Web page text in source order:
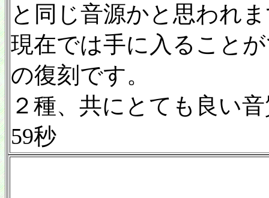
と同じ音源かと思われ
現在では手に入ること
の復刻です。
２種、共にとても良い
59秒